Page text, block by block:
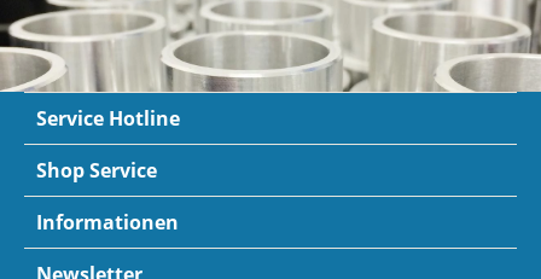
Service Hotline
Shop Service
Informationen